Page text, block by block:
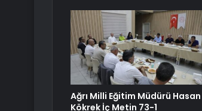
Ağrı Milli Eğitim Müdürü Hasan
Kökrek İç Metin 73-1